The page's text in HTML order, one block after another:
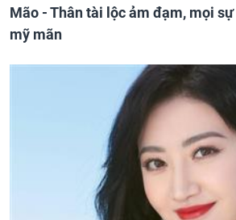
Mão - Thân tài lộc ảm đạm, mọi
mỹ mãn